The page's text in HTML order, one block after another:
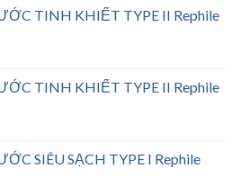
TINH KHIẾT TYPE II Rephile
TINH KHIẾT TYPE II Rephile
SIÊU SẠCH TYPE I Rephile